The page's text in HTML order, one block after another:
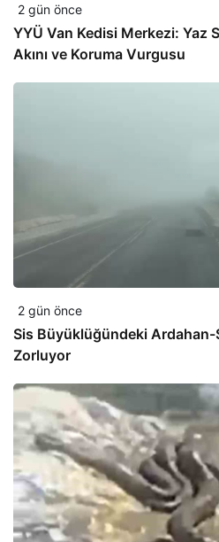
2 gün önce
YYÜ Van Kedisi Merkezi: Yaz
Akını ve Koruma Vurgusu
2 gün önce
Sis Büyüklüğündeki Ardahan-
Zorluyor